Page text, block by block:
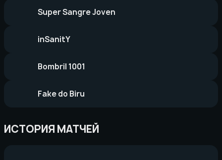
Super Sangre Joven
inSanitY
Bombril 1001
Fake do Biru
ИСТОРИЯ МАТЧЕЙ